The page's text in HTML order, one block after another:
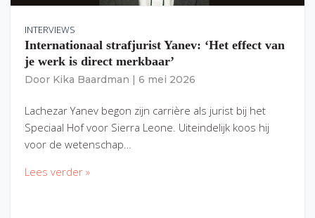
INTERVIEWS
Internationaal strafjurist Yanev: ‘Het effect van
je werk is direct merkbaar’
Door Kika Baardman 6 mei 2026
Lachezar Yanev begon zijn carrière als jurist bij het
Speciaal Hof voor Sierra Leone. Uiteindelijk koos hij
voor de wetenschap…
Lees verder »